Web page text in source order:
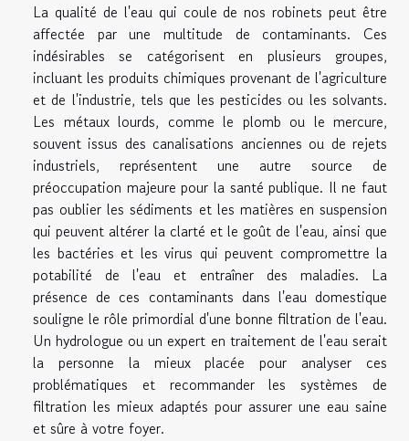
La qualité de l'eau qui coule de nos robinets peut être
affectée par une multitude de contaminants. Ces
indésirables se catégorisent en plusieurs groupes,
incluant les produits chimiques provenant de l'agriculture
et de l'industrie, tels que les pesticides ou les solvants.
Les métaux lourds, comme le plomb ou le mercure,
souvent issus des canalisations anciennes ou de rejets
industriels, représentent une autre source de
préoccupation majeure pour la santé publique. Il ne faut
pas oublier les sédiments et les matières en suspension
qui peuvent altérer la clarté et le goût de l'eau, ainsi que
les bactéries et les virus qui peuvent compromettre la
potabilité de l'eau et entraîner des maladies. La
présence de ces contaminants dans l'eau domestique
souligne le rôle primordial d'une bonne filtration de l'eau.
Un hydrologue ou un expert en traitement de l'eau serait
la personne la mieux placée pour analyser ces
problématiques et recommander les systèmes de
filtration les mieux adaptés pour assurer une eau saine
et sûre à votre foyer.